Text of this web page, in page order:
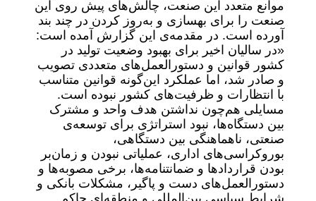
موانع متعدد این صنعت، چالش‌های پیش روی این
صنعت را برای بهسازی و به‌روز کردن در چند بند
آورده است. در مقدمه‌ی این گزارش آمده است:
«در سالیان اخیر برای بهبود وضعیت تولید در
کشور قوانین و دستورالعمل‌های متعددی تصویب
و صادر شد، اما عملکرد این‌گونه قوانین متناسب
با انتظارات و ظرفیت‌های کشور نبوده است.
مسایلی هم‌چون نداشتن هدف واحد و مشترک
بین دستگاه‌ها، نبود استراتژی برای توسعه‌ی
صنعتی، ناهماهنگی بین دستگاهی،
بوروکراسی‌های اداری، عملیاتی نبودن و زمان‌بر
بودن قراردادها و ضمانتنامه‌ها، برخی مصوبه‌ها و
دستورالعمل‌های دست و پاگیر، مشکلات بانکی و
شرایط سیاسی بین‌المللی و منطقه‌ای حاکم